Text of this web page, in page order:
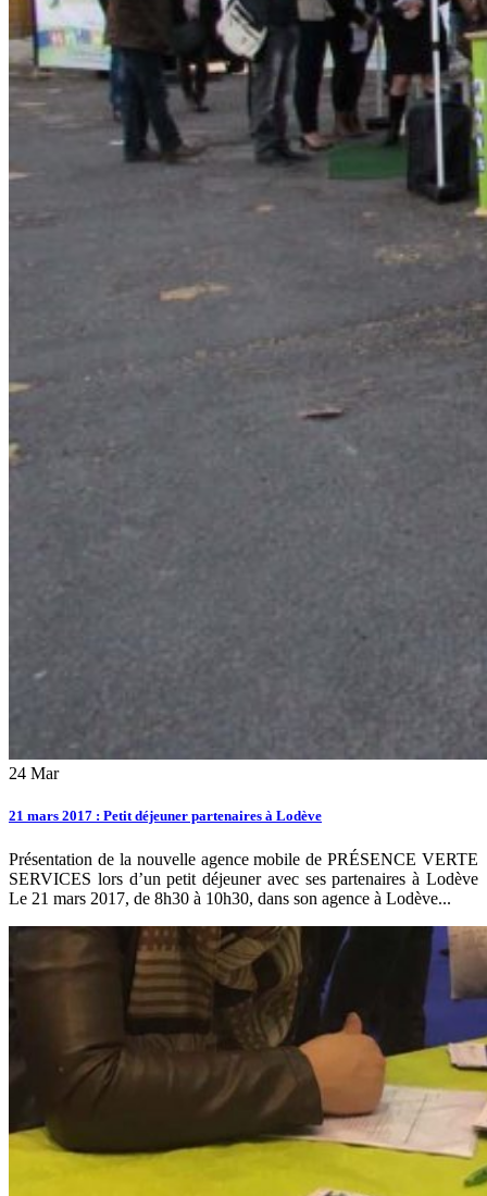
24 Mar
21 mars 2017 : Petit déjeuner partenaires à Lodève
Présentation de la nouvelle agence mobile de PRÉSENCE VERTE
SERVICES lors d’un petit déjeuner avec ses partenaires à Lodève
Le 21 mars 2017, de 8h30 à 10h30, dans son agence à Lodève...